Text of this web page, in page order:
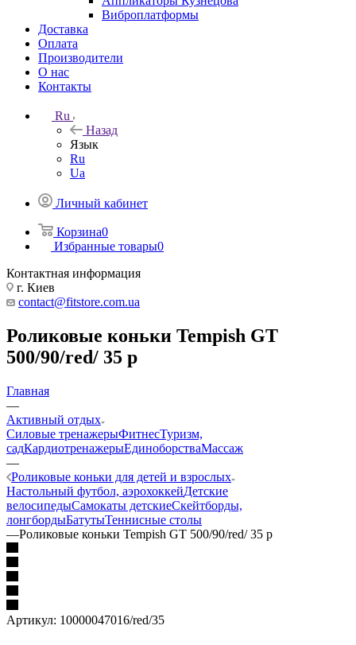
Виброплатформы
Доставка
Оплата
Производители
О нас
Контакты
Ru
Назад
Язык
Ru
Ua
Личный кабинет
Корзина0
Избранные товары0
Контактная информация
г. Киев
contact@fitstore.com.ua
Роликовые коньки Tempish GT
500/90/red/ 35 р
Главная
—
Активный отдых
Силовые тренажерыФитнесТуризм,
садКардиотренажерыЕдиноборстваМассаж
—
Роликовые коньки для детей и взрослых
Настольный футбол, аэрохоккейДетские
велосипедыСамокаты детскиеСкейтборды,
лонгбордыБатутыТеннисные столы
—Роликовые коньки Tempish GT 500/90/red/ 35 р
Артикул: 10000047016/red/35